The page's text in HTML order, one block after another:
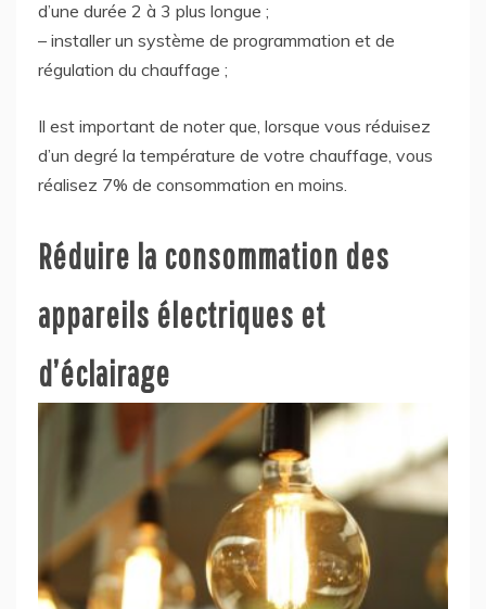
d’une durée 2 à 3 plus longue ;
– installer un système de programmation et de
régulation du chauffage ;
Il est important de noter que, lorsque vous réduisez
d’un degré la température de votre chauffage, vous
réalisez 7% de consommation en moins.
Réduire la consommation des
appareils électriques et
d’éclairage